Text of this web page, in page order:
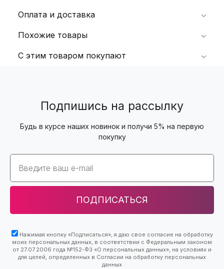
С этим товаром покупают
Оплата и доставка
Похожие товары
Подпишись на рассылку
Будь в курсе наших новинок и получи 5% на первую
покупку
Email
ПОДПИСАТЬСЯ
Нажимая кнопку «Подписаться», я даю свое согласие на обработку
моих персональных данных, в соответствии с Федеральным законом
от 27.07.2006 года №152-ФЗ «О персональных данных», на условиях и
для целей, определенных в Согласии на обработку персональных
данных